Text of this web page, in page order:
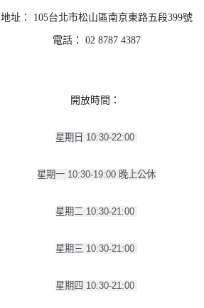
地址： 105台北市松山區南京東路五段399號
電話： 02 8787 4387
開放時間：
星期日 10:30-22:00
星期一 10:30-19:00 晚上公休
星期二 10:30-21:00
星期三 10:30-21:00
星期四 10:30-21:00